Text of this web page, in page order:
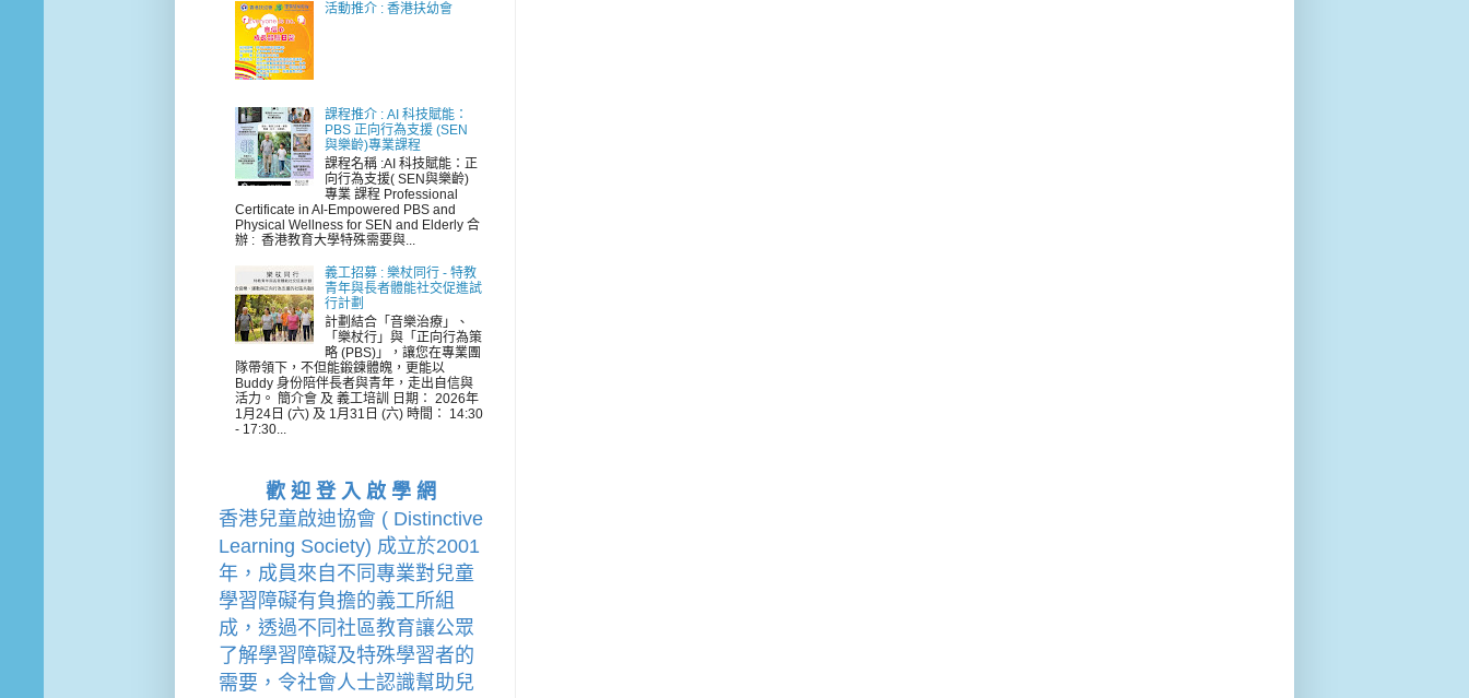
活動推介 : 香港扶幼會
課程推介 : AI 科技賦能：
PBS 正向行為支援 (SEN
與樂齡)專業課程
課程名稱 :AI 科技賦能：正
向行為支援( SEN與樂齡)
專業 課程 Professional
Certificate in AI-Empowered PBS and
Physical Wellness for SEN and Elderly 合
辦 : 香港教育大學特殊需要與...
義工招募 : 樂杖同行 - 特教
青年與長者體能社交促進試
行計劃
計劃結合「音樂治療」、
「樂杖行」與「正向行為策
略 (PBS)」，讓您在專業團
隊帶領下，不但能鍛鍊體魄，更能以
Buddy 身份陪伴長者與青年，走出自信與
活力。 簡介會 及 義工培訓 日期： 2026年
1月24日 (六) 及 1月31日 (六) 時間： 14:30
- 17:30...
歡 迎 登 入 啟 學 網
香港兒童啟迪協會 ( Distinctive
Learning Society) 成立於2001
年，成員來自不同專業對兒童
學習障礙有負擔的義工所組
成，透過不同社區教育讓公眾
了解學習障礙及特殊學習者的
需要，令社會人士認識幫助兒